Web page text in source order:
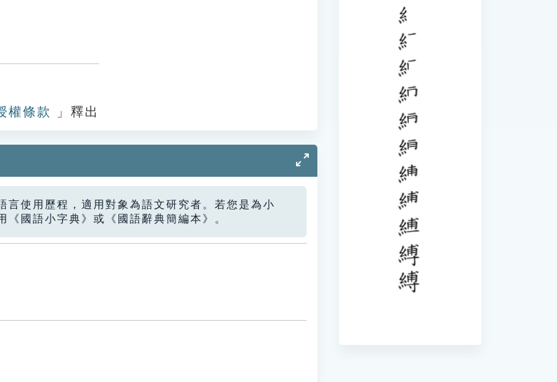
權條款 」釋出
言使用歷程，適用對象為語文研究者。若您是為小
國語小字典》或《國語辭典簡編本》。